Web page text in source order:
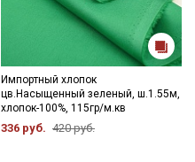
Импортный хлопок
цв.Насыщенный зеленый, ш.1.55м,
хлопок-100%, 115гр/м.кв
336 руб. 420 руб.